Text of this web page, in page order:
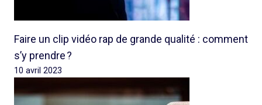
Faire un clip vidéo rap de grande qualité : comment
s’y prendre ?
10 avril 2023